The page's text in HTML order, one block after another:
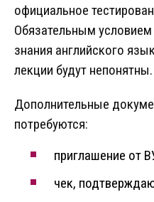
официальное
Обязательным
знания английского
лекции будут непонятны.
Дополнительные
потребуются:
приглашение от
чек,